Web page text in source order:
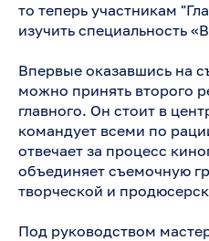
то теперь участникам
изучить специальность
Впервые оказавшись на
можно принять второго
главного. Он стоит в
командует всеми по
отвечает за процесс
объединяет съемочную
творческой и
Под руководством